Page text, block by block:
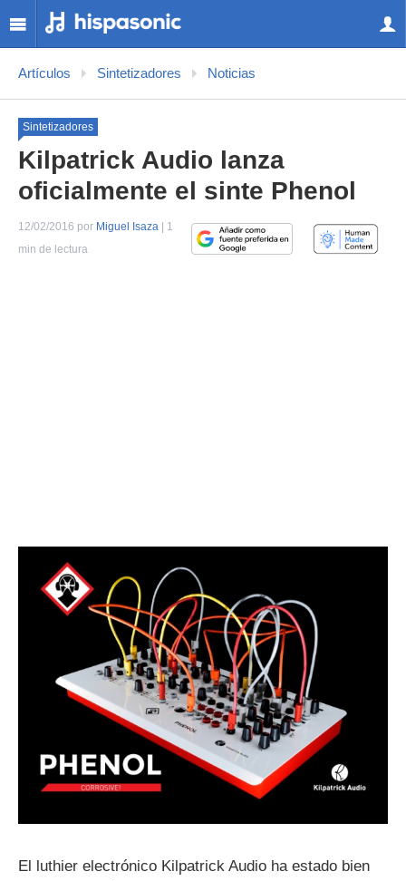
Artículos Sintetizadores Noticias
Sintetizadores
Kilpatrick Audio lanza
oficialmente el sinte Phenol
12/02/2016 por Miguel Isaza | 1
min de lectura
El luthier electrónico Kilpatrick Audio ha estado bien